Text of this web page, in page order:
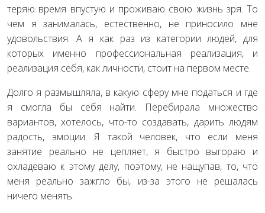
теряю время впустую и проживаю свою жизнь зря. То
чем я занималась, естественно, не приносило мне
удовольствия. А я как раз из категории людей, для
которых именно профессиональная реализация, и
реализация себя, как личности, стоит на первом месте.
Долго я размышляла, в какую сферу мне податься и где
я смогла бы себя найти. Перебирала множество
вариантов, хотелось, что-то создавать, дарить людям
радость, эмоции. Я такой человек, что если меня
занятие реально не цепляет, я быстро выгораю и
охладеваю к этому делу, поэтому, не нащупав, то, что
меня реально зажгло бы, из-за этого не решалась
ничего менять.